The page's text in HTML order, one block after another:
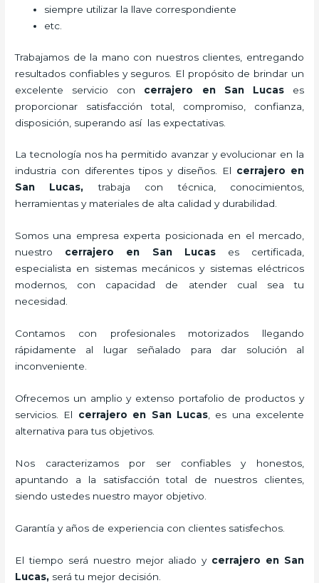
siempre utilizar la llave correspondiente
etc.
Trabajamos de la mano con nuestros clientes, entregando
resultados confiables y seguros. El propósito de brindar un
excelente servicio con cerrajero en San Lucases
proporcionar satisfacción total, compromiso, confianza,
disposición, superando así las expectativas.
La tecnología nos ha permitido avanzar y evolucionar en la
industria con diferentes tipos y diseños. El cerrajero en
San Lucas,trabaja con técnica, conocimientos,
herramientas y materiales de alta calidad y durabilidad.
Somos una empresa experta posicionada en el mercado,
nuestro cerrajero en San Lucases certificada,
especialista en sistemas mecánicos y sistemas eléctricos
modernos, con capacidad de atender cual sea tu
necesidad.
Contamos con profesionales motorizados llegando
rápidamente al lugar señalado para dar solución al
inconveniente.
Ofrecemos un amplio y extenso portafolio de productos y
servicios. El cerrajero en San Lucas, es una excelente
alternativa para tus objetivos.
Nos caracterizamos por ser confiables y honestos,
apuntando a la satisfacción total de nuestros clientes,
siendo ustedes nuestro mayor objetivo.
Garantía y años de experiencia con clientes satisfechos.
El tiempo será nuestro mejor aliado y cerrajero en San
Lucas, será tu mejor decisión.